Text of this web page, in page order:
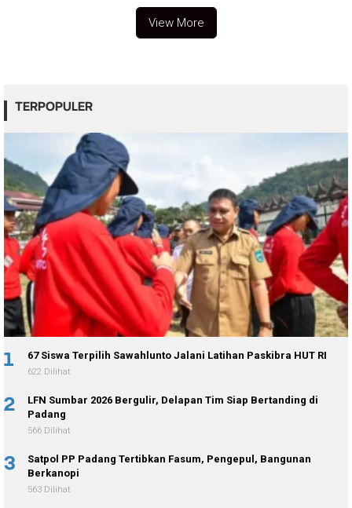
View More
TERPOPULER
1 67 Siswa Terpilih Sawahlunto Jalani Latihan Paskibra HUT RI
622 Dilihat
2
LFN Sumbar 2026 Bergulir, Delapan Tim Siap Bertanding di
Padang
566 Dilihat
3
Satpol PP Padang Tertibkan Fasum, Pengepul, Bangunan
Berkanopi
563 Dilihat